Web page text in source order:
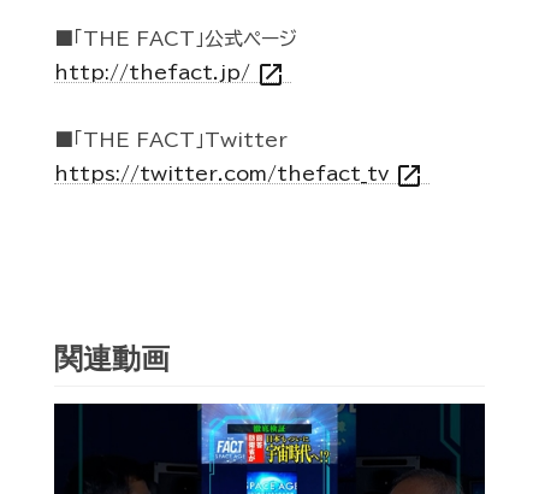
■「THE FACT」公式ページ
http://thefact.jp/ open_in_new
■「THE FACT」Twitter
https://twitter.com/thefact_tv open_in_new
関連動画